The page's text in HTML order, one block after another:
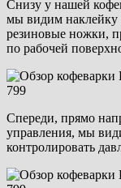
Снизу у нашей
мы видим наклейку
резиновые ножки,
по рабочей
Спереди, прямо
управления, мы
контролировать